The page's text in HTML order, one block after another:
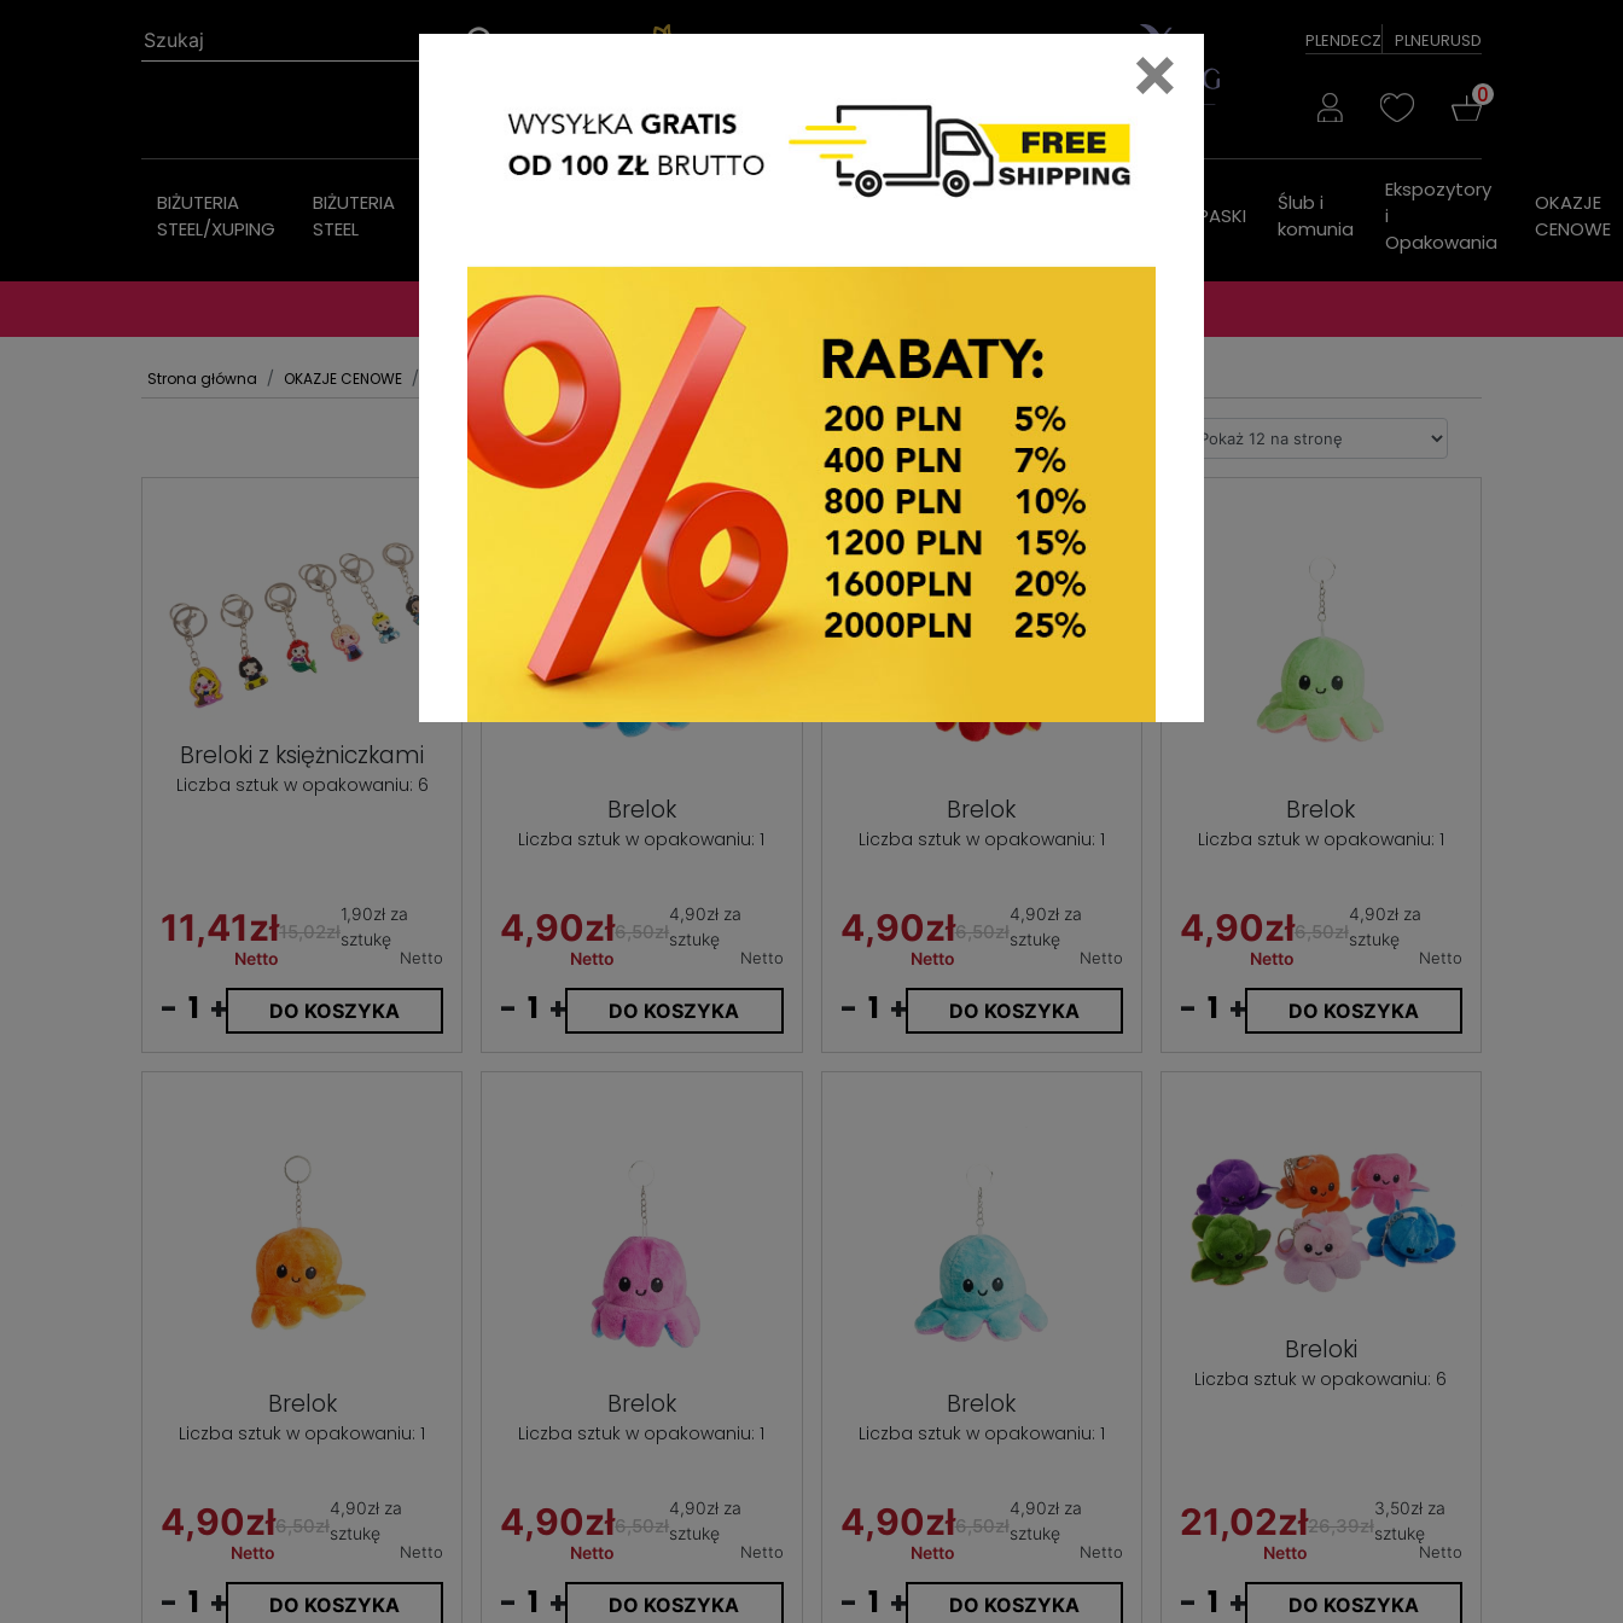
PLENDECZ PLNEURUSD
0
BIŻUTERIA
STEEL/XUPING
BIŻUTERIA
STEEL
Ozdoby
Akcesoria
PASKI
Ślub i
komunia
Ekspozytory
i
Opakowania
OKAZJE
CENOWE
OKAZJE CENOWE! OKAZJE CENOWE!
Strona główna OKAZJE CENOWE
Breloki z księżniczkami
Liczba sztuk w opakowaniu: 6
11,41zł
Netto
15,02zł
1,90zł za
sztukę
Netto
- + DO KOSZYKA
Brelok
Liczba sztuk w opakowaniu: 1
4,90zł
Netto
6,50zł
4,90zł za
sztukę
Netto
- + DO KOSZYKA
Brelok
Liczba sztuk w opakowaniu: 1
4,90zł
Netto
6,50zł
4,90zł za
sztukę
Netto
- + DO KOSZYKA
Brelok
Liczba sztuk w opakowaniu: 1
4,90zł
Netto
6,50zł
4,90zł za
sztukę
Netto
- + DO KOSZYKA
Brelok
Liczba sztuk w opakowaniu: 1
4,90zł
Netto
6,50zł
4,90zł za
sztukę
Netto
- + DO KOSZYKA
Brelok
Liczba sztuk w opakowaniu: 1
4,90zł
Netto
6,50zł
4,90zł za
sztukę
Netto
- + DO KOSZYKA
Brelok
Liczba sztuk w opakowaniu: 1
4,90zł
Netto
6,50zł
4,90zł za
sztukę
Netto
- + DO KOSZYKA
Breloki
Liczba sztuk w opakowaniu: 6
21,02zł
Netto
26,39zł
3,50zł za
sztukę
Netto
- + DO KOSZYKA
×